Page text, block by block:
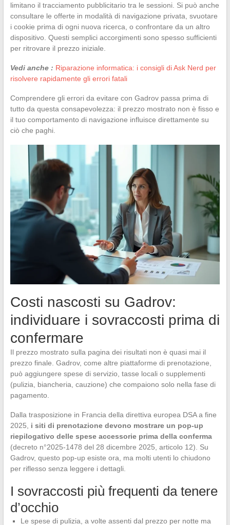
limitano il tracciamento pubblicitario tra le sessioni. Si può anche
consultare le offerte in modalità di navigazione privata, svuotare
i cookie prima di ogni nuova ricerca, o confrontare da un altro
dispositivo. Questi semplici accorgimenti sono spesso sufficienti
per ritrovare il prezzo iniziale.
Vedi anche : Riparazione informatica: i consigli di Ask Nerd per
risolvere rapidamente gli errori fatali
Comprendere gli errori da evitare con Gadrov passa prima di
tutto da questa consapevolezza: il prezzo mostrato non è fisso e
il tuo comportamento di navigazione influisce direttamente su
ciò che paghi.
Costi nascosti su Gadrov:
individuare i sovraccosti prima di
confermare
Il prezzo mostrato sulla pagina dei risultati non è quasi mai il
prezzo finale. Gadrov, come altre piattaforme di prenotazione,
può aggiungere spese di servizio, tasse locali o supplementi
(pulizia, biancheria, cauzione) che compaiono solo nella fase di
pagamento.
Dalla trasposizione in Francia della direttiva europea DSA a fine
2025, i siti di prenotazione devono mostrare un pop-up
riepilogativo delle spese accessorie prima della conferma
(decreto n°2025-1478 del 28 dicembre 2025, articolo 12). Su
Gadrov, questo pop-up esiste ora, ma molti utenti lo chiudono
per riflesso senza leggere i dettagli.
I sovraccosti più frequenti da tenere
d’occhio
Le spese di pulizia, a volte assenti dal prezzo per notte ma